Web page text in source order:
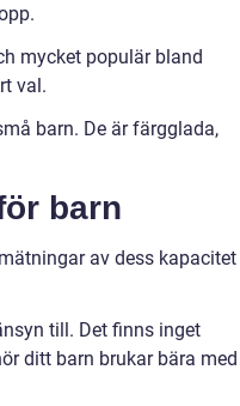
mycket populär bland
val.
barn. De är färgglada,
barn
av dess kapacitet
till. Det finns inget
ditt barn brukar bära med